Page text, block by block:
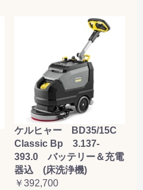
ケルヒャー BD35/15C
Classic Bp 3.137-
393.0 バッテリー＆充電
器込 (床洗浄機)
￥392,700